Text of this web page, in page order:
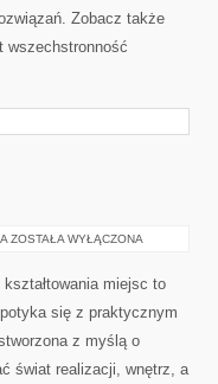
Zobacz także
wszechstronność
POLSKA
ZOSTAŁA WYŁĄCZONA
miejsc to
się z praktycznym
z myślą o
świat realizacji, wnętrz, a